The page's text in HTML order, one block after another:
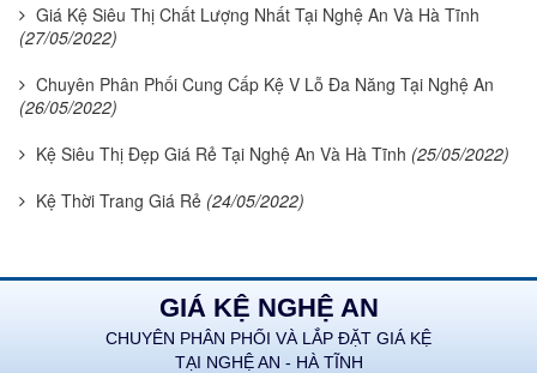
Giá Kệ Siêu Thị Chất Lượng Nhất Tại Nghệ An Và Hà Tĩnh
(27/05/2022)
Chuyên Phân Phối Cung Cấp Kệ V Lỗ Đa Năng Tại Nghệ An
(26/05/2022)
Kệ Siêu Thị Đẹp Giá Rẻ Tại Nghệ An Và Hà Tĩnh (25/05/2022)
Kệ Thời Trang Giá Rẻ (24/05/2022)
GIÁ KỆ NGHỆ AN
CHUYÊN PHÂN PHỐI VÀ LẮP ĐẶT GIÁ KỆ
TẠI NGHỆ AN - HÀ TĨNH